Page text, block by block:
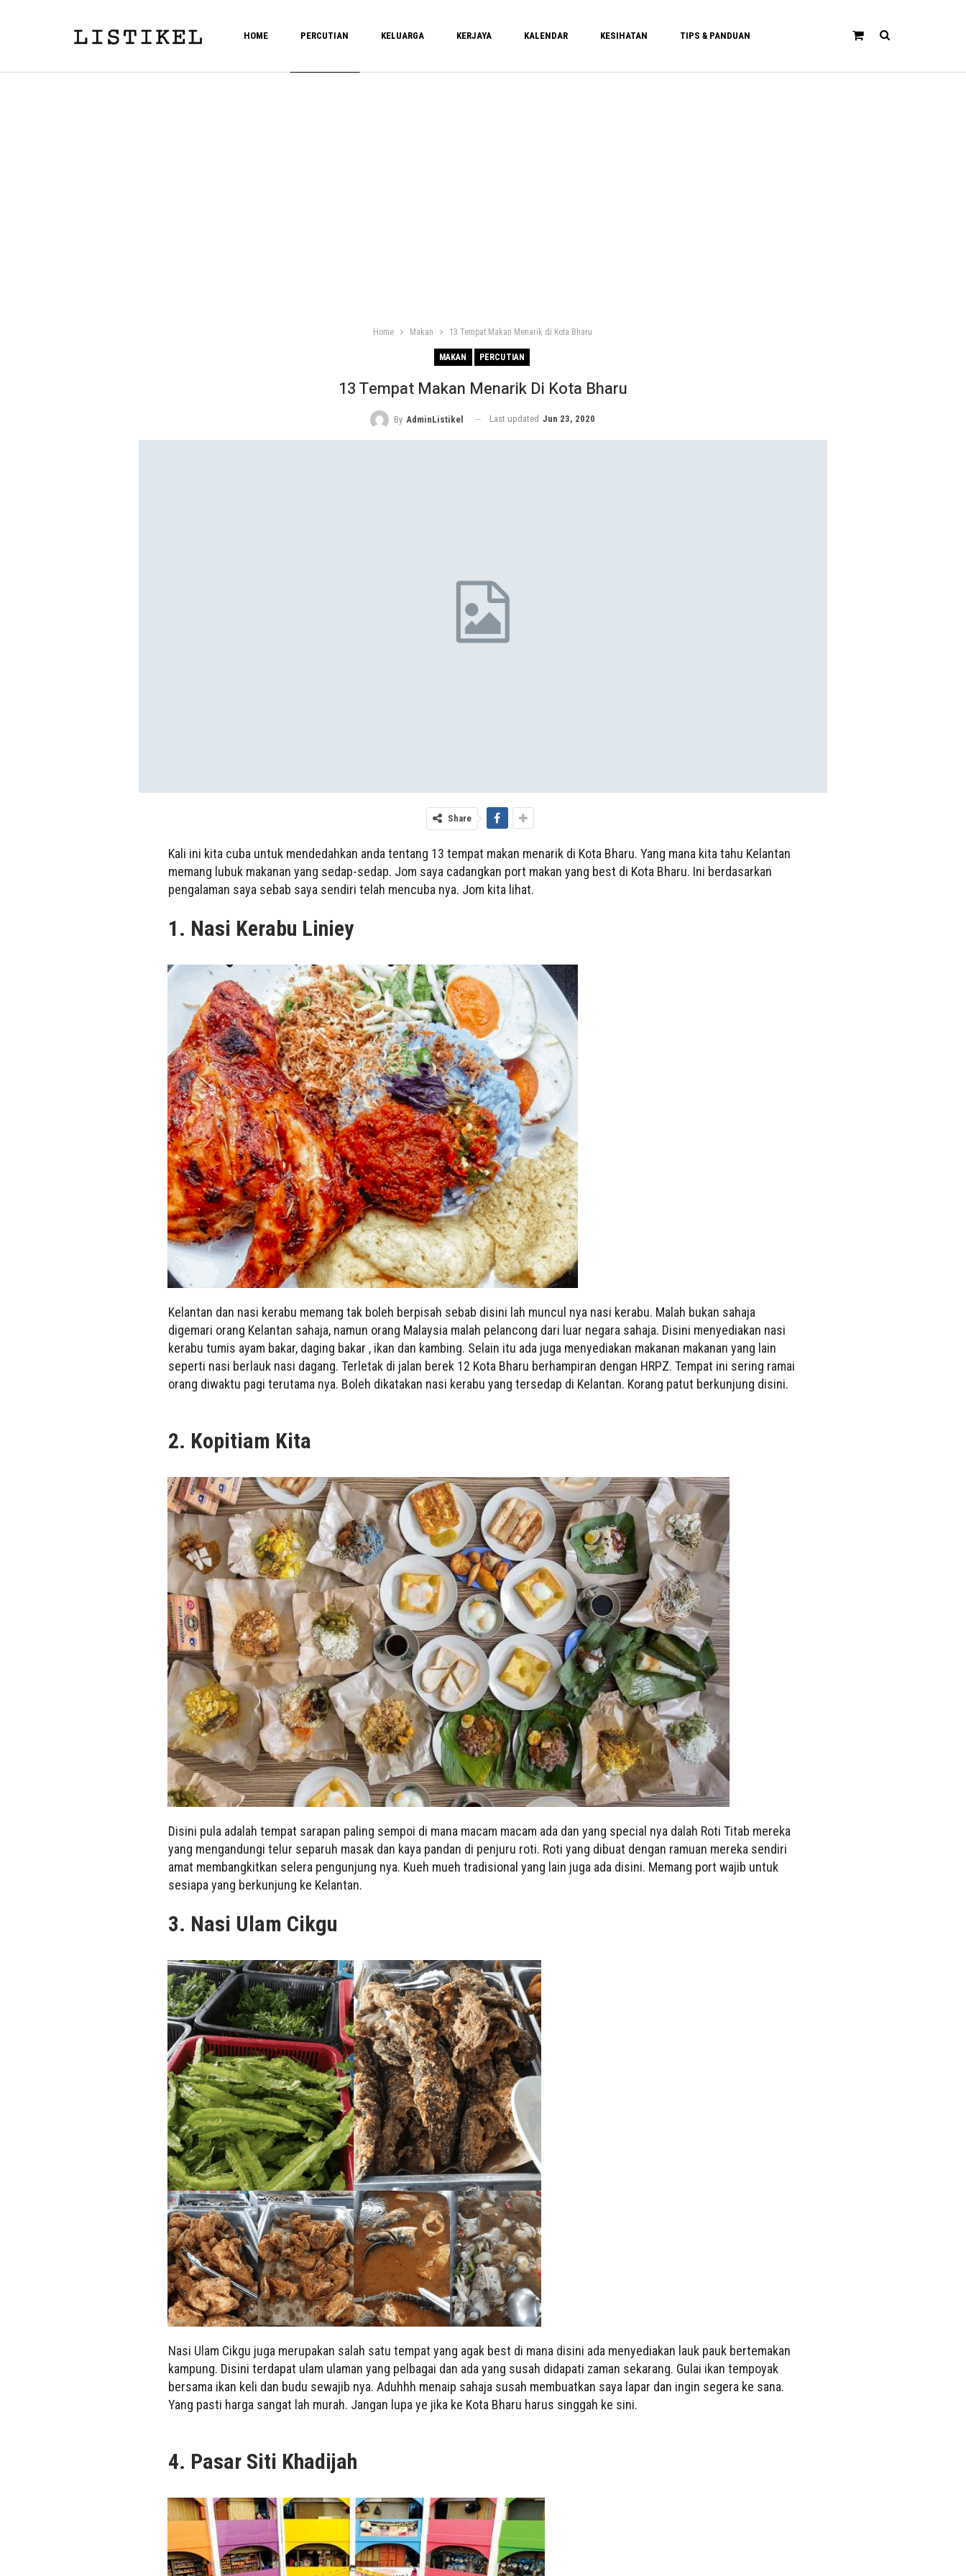
HOME PERCUTIAN KELUARGA KERJAYA KALENDAR KESIHATAN TIPS & PANDUAN
Home Makan 13 Tempat Makan Menarik di Kota Bharu
MAKAN PERCUTIAN
13 Tempat Makan Menarik Di Kota Bharu
By AdminListikel Last updated Jun 23, 2020
Share
Kali ini kita cuba untuk mendedahkan anda tentang 13 tempat makan menarik di Kota Bharu. Yang mana kita tahu Kelantan
memang lubuk makanan yang sedap-sedap. Jom saya cadangkan port makan yang best di Kota Bharu. Ini berdasarkan
pengalaman saya sebab saya sendiri telah mencuba nya. Jom kita lihat.
1. Nasi Kerabu Liniey
Kelantan dan nasi kerabu memang tak boleh berpisah sebab disini lah muncul nya nasi kerabu. Malah bukan sahaja
digemari orang Kelantan sahaja, namun orang Malaysia malah pelancong dari luar negara sahaja. Disini menyediakan nasi
kerabu tumis ayam bakar, daging bakar , ikan dan kambing. Selain itu ada juga menyediakan makanan makanan yang lain
seperti nasi berlauk nasi dagang. Terletak di jalan berek 12 Kota Bharu berhampiran dengan HRPZ. Tempat ini sering ramai
orang diwaktu pagi terutama nya. Boleh dikatakan nasi kerabu yang tersedap di Kelantan. Korang patut berkunjung disini.
2. Kopitiam Kita
Disini pula adalah tempat sarapan paling sempoi di mana macam macam ada dan yang special nya dalah Roti Titab mereka
yang mengandungi telur separuh masak dan kaya pandan di penjuru roti. Roti yang dibuat dengan ramuan mereka sendiri
amat membangkitkan selera pengunjung nya. Kueh mueh tradisional yang lain juga ada disini. Memang port wajib untuk
sesiapa yang berkunjung ke Kelantan.
3. Nasi Ulam Cikgu
Nasi Ulam Cikgu juga merupakan salah satu tempat yang agak best di mana disini ada menyediakan lauk pauk bertemakan
kampung. Disini terdapat ulam ulaman yang pelbagai dan ada yang susah didapati zaman sekarang. Gulai ikan tempoyak
bersama ikan keli dan budu sewajib nya. Aduhhh menaip sahaja susah membuatkan saya lapar dan ingin segera ke sana.
Yang pasti harga sangat lah murah. Jangan lupa ye jika ke Kota Bharu harus singgah ke sini.
4. Pasar Siti Khadijah